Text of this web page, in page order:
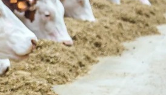
Dextrose-Monohydrat
Vorgemischte Futtermittelzusätze
Xanthangummi